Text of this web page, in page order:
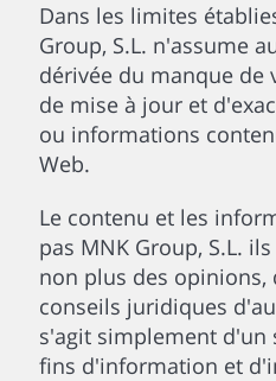
Dans les limites
Group, S.L. n'assume
dérivée du manque de
de mise à jour et
ou informations
Web.
Le contenu et les
pas MNK Group, S.L.
non plus des opinions,
conseils juridiques
s'agit simplement d'un
fins d'information et